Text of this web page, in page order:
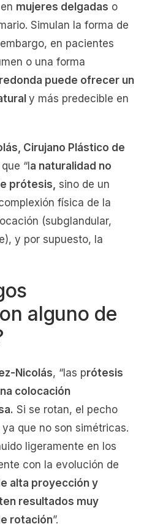
mujeres delgadas o
Simulan la forma de
en pacientes
o una forma
puede ofrecer un
y más predecible en
Cirujano Plástico de
“l a naturalidad no
prótesis, sino de un
física de la
(subglandular,
y por supuesto, la
alguno de
Nicolás, “las prótesis
colocación
Si se rotan, el pecho
que no son simétricas.
ligeramente en los
con la evolución de
alta proyección y
resultados muy
rotación”.